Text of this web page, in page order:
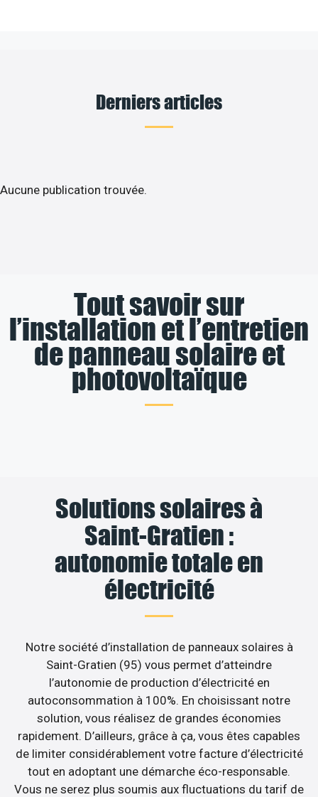
Derniers articles
Aucune publication trouvée.
Tout savoir sur
l’installation et l’entretien
de panneau solaire et
photovoltaïque
Solutions solaires à
Saint-Gratien :
autonomie totale en
électricité
Notre société d’installation de panneaux solaires à
Saint-Gratien (95) vous permet d’atteindre
l’autonomie de production d’électricité en
autoconsommation à 100%. En choisissant notre
solution, vous réalisez de grandes économies
rapidement. D’ailleurs, grâce à ça, vous êtes capables
de limiter considérablement votre facture d’électricité
tout en adoptant une démarche éco-responsable.
Vous ne serez plus soumis aux fluctuations du tarif de